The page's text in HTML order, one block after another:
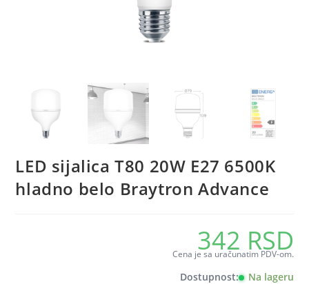
LED sijalica T80 20W E27 6500K
hladno belo Braytron Advance
342 RSD
Cena je sa uračunatim PDV-om.
Dostupnost: Na lageru